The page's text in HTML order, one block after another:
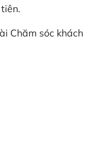
Chăm sóc